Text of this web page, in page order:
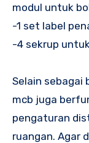
modul untuk
-1 set label
-4 sekrup
Selain sebagai
mcb juga
pengaturan
ruangan. Agar